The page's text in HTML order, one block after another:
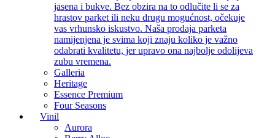
jasena i bukve. Bez obzira na to odlučite li se za
hrastov parket ili neku drugu mogućnost, očekuje
vas vrhunsko iskustvo. Naša prodaja parketa
namijenjena je svima koji znaju koliko je važno
odabrati kvalitetu, jer upravo ona najbolje odolijeva
zubu vremena.
Galleria
Heritage
Essence Premium
Four Seasons
Vinil
Aurora